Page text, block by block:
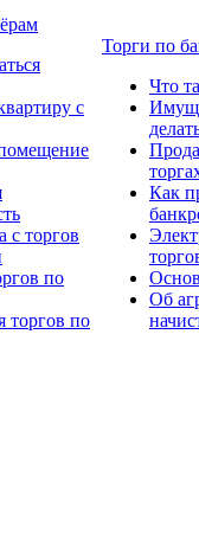
с
с торгов
по
торгов по
Торги по
Что
Как
Об